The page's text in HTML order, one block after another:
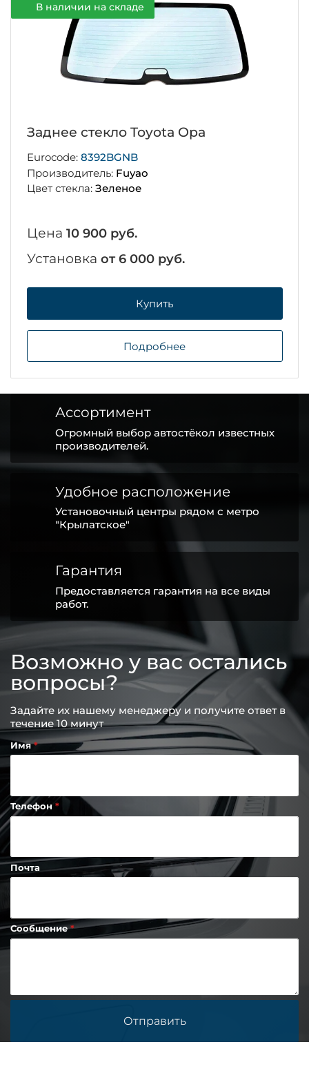
В наличии на складе
Заднее стекло Toyota Opa
Eurocode: 8392BGNB
Производитель: Fuyao
Цвет стекла: Зеленое
Цена 10 900 руб.
Установка от 6 000 руб.
Купить
Подробнее
Ассортимент
Огромный выбор автостёкол известных
производителей.
Удобное расположение
Установочный центры рядом с метро
"Крылатское"
Гарантия
Предоставляется гарантия на все виды
работ.
Возможно у вас остались
вопросы?
Задайте их нашему менеджеру и получите ответ в
течение 10 минут
Имя
Телефон
Почта
Сообщение